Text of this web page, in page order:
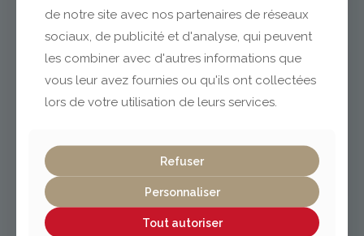
04 70 97 56 39
cusset@gabriel-sa.fr
de notre site avec nos partenaires de réseaux
sociaux, de publicité et d'analyse, qui peuvent
les combiner avec d'autres informations que
vous leur avez fournies ou qu'ils ont collectées
lors de votre utilisation de leurs services.
Refuser
Personnaliser
Tout autoriser